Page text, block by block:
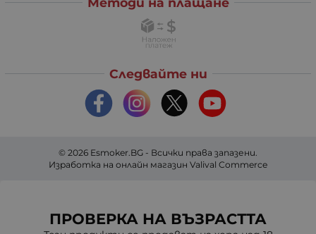
Следвайте ни
© 2026 Esmoker.BG - Всички права запазени.
Изработка на онлайн магазин Valival Commerce
ПРОВЕРКА НА ВЪЗРАСТТА